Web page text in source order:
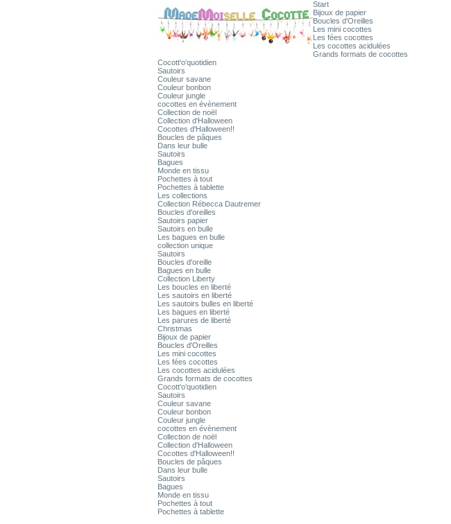
Start
Bijoux de papier
Boucles d'Oreilles
Les mini cocottes
Les fées cocottes
Les cocottes acidulées
Grands formats de cocottes
Cocott'o'quotidien
Sautoirs
Couleur savane
Couleur bonbon
Couleur jungle
cocottes en évènement
Collection de noël
Collection d'Halloween
Cocottes d'Halloween!!
Boucles de pâques
Dans leur bulle
Sautoirs
Bagues
Monde en tissu
Pochettes à tout
Pochettes à tablette
Les collections
Collection Rébecca Dautremer
Boucles d'oreilles
Sautoirs papier
Sautoirs en bulle
Les bagues en bulle
collection unique
Sautoirs
Boucles d'oreille
Bagues en bulle
Collection Liberty
Les boucles en liberté
Les sautoirs en liberté
Les sautoirs bulles en liberté
Les bagues en liberté
Les parures de liberté
Christmas
Bijoux de papier
Boucles d'Oreilles
Les mini cocottes
Les fées cocottes
Les cocottes acidulées
Grands formats de cocottes
Cocott'o'quotidien
Sautoirs
Couleur savane
Couleur bonbon
Couleur jungle
cocottes en évènement
Collection de noël
Collection d'Halloween
Cocottes d'Halloween!!
Boucles de pâques
Dans leur bulle
Sautoirs
Bagues
Monde en tissu
Pochettes à tout
Pochettes à tablette